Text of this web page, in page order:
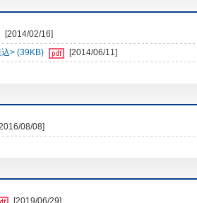
[2014/02/16]
込> (39KB)
[2014/06/11]
08/08]